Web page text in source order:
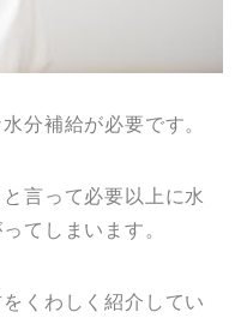
分補給が必要です。
言って必要以上に水
てしまいます。
くわしく紹介してい